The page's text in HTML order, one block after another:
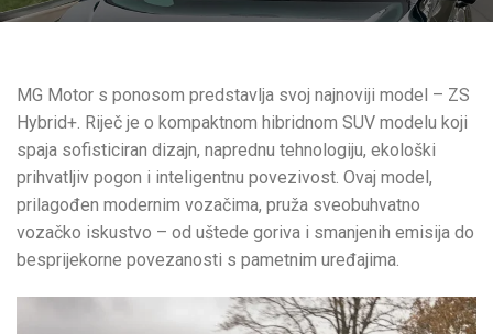
MG Motor s ponosom predstavlja svoj najnoviji model – ZS
Hybrid+. Riječ je o kompaktnom hibridnom SUV modelu koji
spaja sofisticiran dizajn, naprednu tehnologiju, ekološki
prihvatljiv pogon i inteligentnu povezivost. Ovaj model,
prilagođen modernim vozačima, pruža sveobuhvatno
vozačko iskustvo – od uštede goriva i smanjenih emisija do
besprijekorne povezanosti s pametnim uređajima.